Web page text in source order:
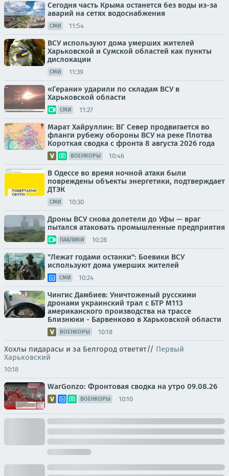
Сегодня часть Крыма останется без воды из-за
аварий на сетях водоснабжения
СМИ 11:54
ВСУ используют дома умерших жителей
Харьковской и Сумской областей как пункты
дислокации
СМИ 11:39
«Герани» ударили по складам ВСУ в
Харьковской области
СМИ 11:27
Марат Хайруллин: ВГ Север продвигается во
фланги рубежу обороны ВСУ на реке Плотва
Короткая сводка с фронта 8 августа 2026 года
ВОЕНКОРЫ 10:46
В Одессе во время ночной атаки были
повреждены объекты энергетики, подтверждает
ДТЭК
СМИ 10:30
Дроны ВСУ снова долетели до Уфы — враг
пытался атаковать промышленные предприятия
ПАБЛИКИ 10:28
"Лежат годами останки": Боевики ВСУ
используют дома умерших жителей
СМИ 10:24
Чингис Дамбиев: Уничтоженый русскими
дронами украинский трал с БТР М113
американского производства на трассе
Близнюки - Барвенково в Харьковской области
ВОЕНКОРЫ 10:18
Хохлы пидарасы и за Белгород ответят// Первый
Харьковский
10:18
WarGonzo: Фронтовая сводка на утро 09.08.26
ВОЕНКОРЫ 10:10